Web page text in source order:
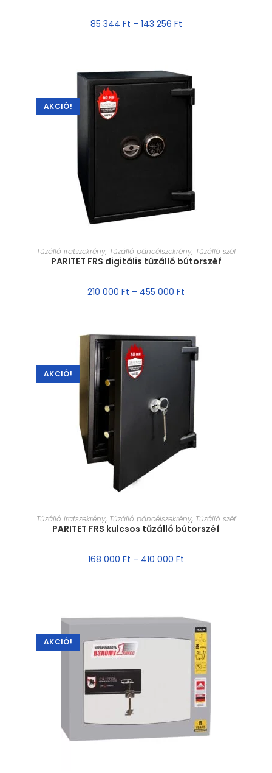
85 344 Ft – 143 256 Ft
AKCIÓ!
MÉRET VÁLASZTÁSA
Tűzálló iratszekrény, Tűzálló páncélszekrény, Tűzálló széf
PARITET FRS digitális tűzálló bútorszéf
210 000 Ft – 455 000 Ft
AKCIÓ!
MÉRET VÁLASZTÁSA
Tűzálló iratszekrény, Tűzálló páncélszekrény, Tűzálló széf
PARITET FRS kulcsos tűzálló bútorszéf
168 000 Ft – 410 000 Ft
AKCIÓ!